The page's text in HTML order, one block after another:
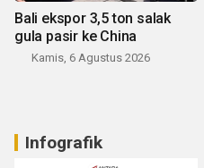
Bali ekspor 3,5 ton salak
gula pasir ke China
Kamis, 6 Agustus 2026
Infografik